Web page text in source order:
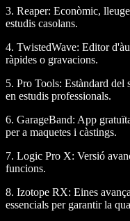
3. Reaper: Econòmic,
estudis casolans.
4. TwistedWave: Editor
ràpides o gravacions.
5. Pro Tools: Estàndard del
en estudis professionals.
6. GarageBand: App
per a maquetes i càstings.
7. Logic Pro X: Versió
funcions.
8. Izotope RX: Eines
essencials per garantir la